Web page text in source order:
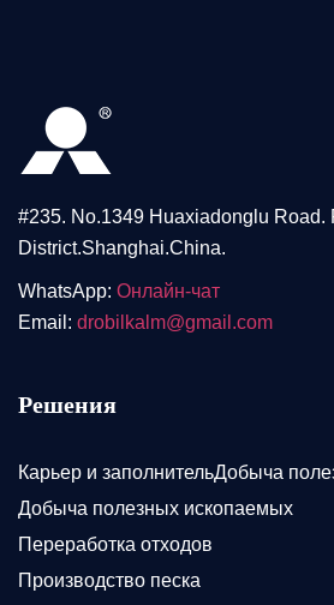
#235. No.1349 Huaxiadonglu Road.
District.Shanghai.China.
WhatsApp: Онлайн-чат
Email: drobilkalm@gmail.com
Решения
Карьер и заполнительДобыча
Добыча полезных ископаемых
Переработка отходов
Производство песка